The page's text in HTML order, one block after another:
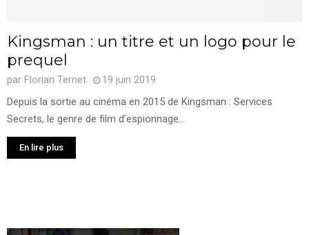
Kingsman : un titre et un logo pour le
prequel
par Florian Ternet
19 juin 2019
Depuis la sortie au cinéma en 2015 de Kingsman : Services
Secrets, le genre de film d’espionnage...
En lire plus